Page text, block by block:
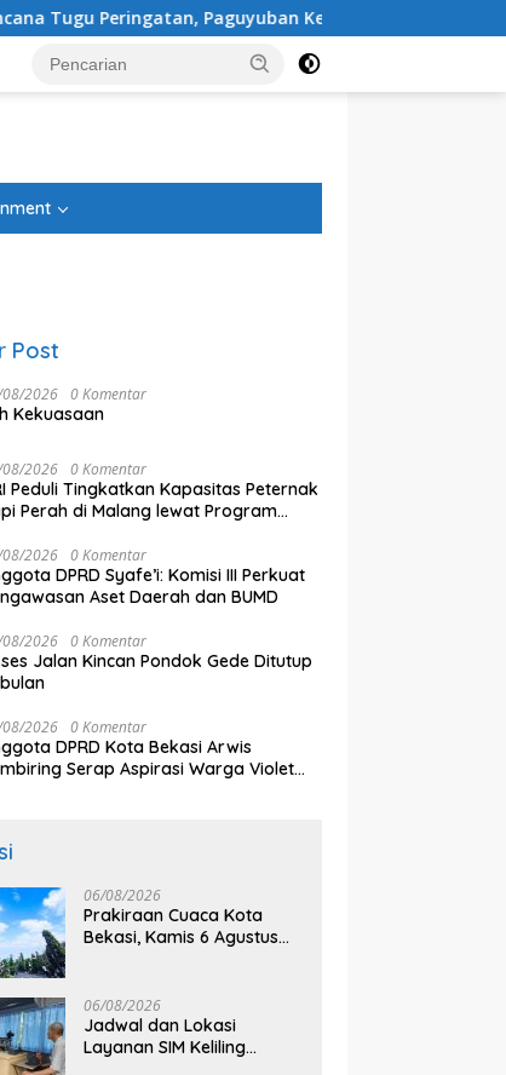
Keluarga Korban Kereta Bekasi Timur: Kami Ingin
Post
2026 0 Komentar
Kekuasaan
2026 0 Komentar
Peduli Tingkatkan Kapasitas Peternak
Perah di Malang lewat Program
2026 0 Komentar
DPRD Syafe’i: Komisi III Perkuat
Aset Daerah dan BUMD
2026 0 Komentar
Jalan Kincan Pondok Gede Ditutup
2026 0 Komentar
DPRD Kota Bekasi Arwis
Serap Aspirasi Warga Violet
06/08/2026
Prakiraan Cuaca Kota
Bekasi, Kamis 6 Agustus
06/08/2026
Jadwal dan Lokasi
Layanan SIM Keliling